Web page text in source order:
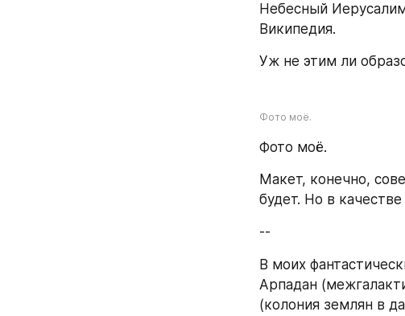
Небесный
Википедия.
Уж не этим ли
Фото моё.
Фото моё.
Макет, конечно,
будет. Но в
--
В моих
Арпадан
(колония землян в